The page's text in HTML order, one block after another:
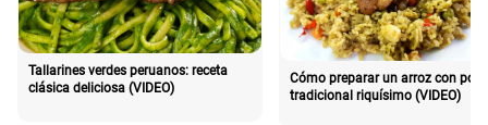
Tallarines verdes peruanos: receta
clásica deliciosa (VIDEO)
Cómo preparar un arroz con pollo
tradicional riquísimo (VIDEO)